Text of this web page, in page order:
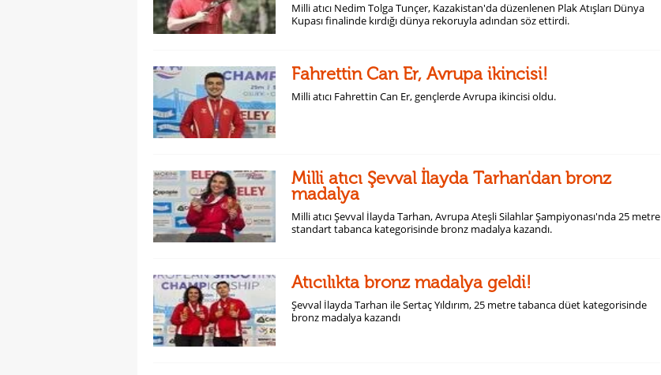
Milli atıcı Nedim Tolga Tunçer, Kazakistan'da düzenlenen Plak Atışları Dünya
Kupası finalinde kırdığı dünya rekoruyla adından söz ettirdi.
Fahrettin Can Er, Avrupa ikincisi!
Milli atıcı Fahrettin Can Er, gençlerde Avrupa ikincisi oldu.
Milli atıcı Şevval İlayda Tarhan'dan bronz
madalya
Milli atıcı Şevval İlayda Tarhan, Avrupa Ateşli Silahlar Şampiyonası'nda 25 metre
standart tabanca kategorisinde bronz madalya kazandı.
Atıcılıkta bronz madalya geldi!
Şevval İlayda Tarhan ile Sertaç Yıldırım, 25 metre tabanca düet kategorisinde
bronz madalya kazandı